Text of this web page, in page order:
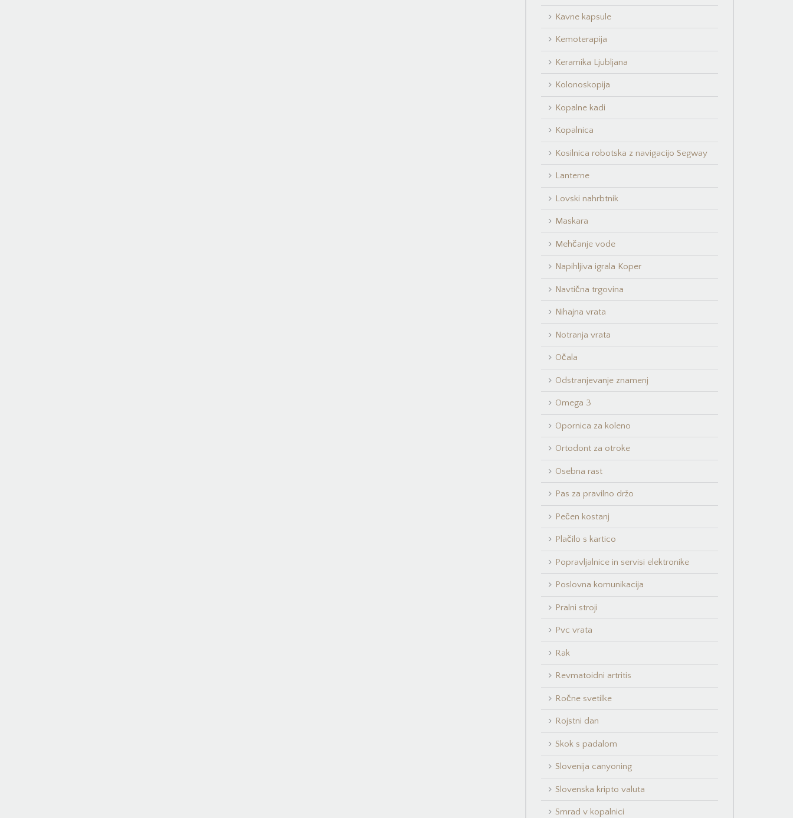
Kavne kapsule
Kemoterapija
Keramika Ljubljana
Kolonoskopija
Kopalne kadi
Kopalnica
Kosilnica robotska z navigacijo Segway
Lanterne
Lovski nahrbtnik
Maskara
Mehčanje vode
Napihljiva igrala Koper
Navtična trgovina
Nihajna vrata
Notranja vrata
Očala
Odstranjevanje znamenj
Omega 3
Opornica za koleno
Ortodont za otroke
Osebna rast
Pas za pravilno držo
Pečen kostanj
Plačilo s kartico
Popravljalnice in servisi elektronike
Poslovna komunikacija
Pralni stroji
Pvc vrata
Rak
Revmatoidni artritis
Ročne svetilke
Rojstni dan
Skok s padalom
Slovenija canyoning
Slovenska kripto valuta
Smrad v kopalnici